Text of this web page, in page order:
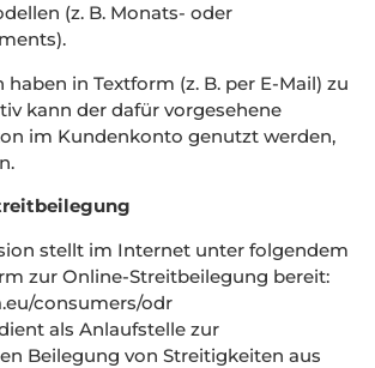
(z. B. Monats- oder
in Textform (z. B. per E-Mail) zu
kann der dafür vorgesehene
im Kundenkonto genutzt werden,
stellt im Internet unter folgendem
zur Online-Streitbeilegung bereit:
consumers/odr
als Anlaufstelle zur
Beilegung von Streitigkeiten aus